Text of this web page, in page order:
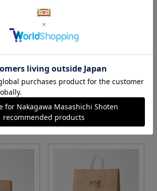
当店に
れる カートに入れる